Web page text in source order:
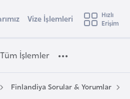
seçin
e
Vize İşlemleri
Hızlı
Erişim
Tüm İşlemler
Finlandiya Sorular & Yorumlar